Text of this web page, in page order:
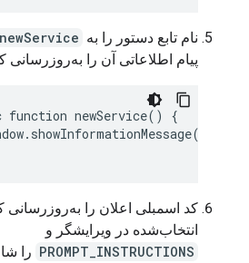
نام تابع دستور را به newService()
پیام اطلاعاتی آن را به‌روزرسانی
function newService()
{
. showInformationMessage(
کد اسمبلی اعلان را به‌روزرسانی
انتخاب‌شده در ویرایشگر و
PROMPT_INSTRUCTIONS را